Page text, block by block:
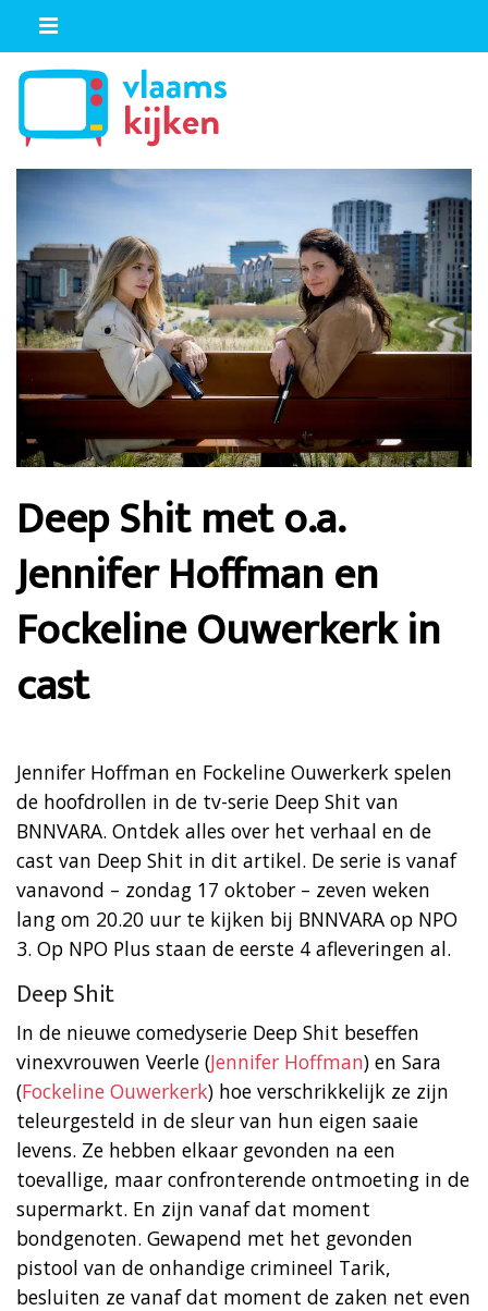
Deep Shit met o.a.
Jennifer Hoffman en
Fockeline Ouwerkerk in
cast
Jennifer Hoffman en Fockeline Ouwerkerk spelen
de hoofdrollen in de tv-serie Deep Shit van
BNNVARA. Ontdek alles over het verhaal en de
cast van Deep Shit in dit artikel. De serie is vanaf
vanavond – zondag 17 oktober – zeven weken
lang om 20.20 uur te kijken bij BNNVARA op NPO
3. Op NPO Plus staan de eerste 4 afleveringen al.
Deep Shit
In de nieuwe comedyserie Deep Shit beseffen
vinexvrouwen Veerle (Jennifer Hoffman) en Sara
(Fockeline Ouwerkerk) hoe verschrikkelijk ze zijn
teleurgesteld in de sleur van hun eigen saaie
levens. Ze hebben elkaar gevonden na een
toevallige, maar confronterende ontmoeting in de
supermarkt. En zijn vanaf dat moment
bondgenoten. Gewapend met het gevonden
pistool van de onhandige crimineel Tarik,
besluiten ze vanaf dat moment de zaken net even